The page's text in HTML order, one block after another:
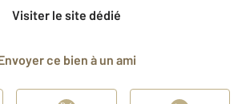
Visiter le site dédié
Envoyer ce bien à un ami